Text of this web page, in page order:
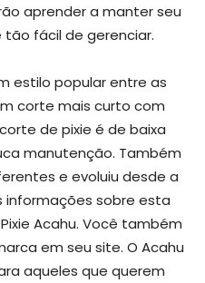
aprender a manter seu
tão fácil de gerenciar.
estilo popular entre as
corte mais curto com
de pixie é de baixa
manutenção. Também
e evoluiu desde a
informações sobre esta
Acahu. Você também
em seu site. O Acahu
aqueles que querem